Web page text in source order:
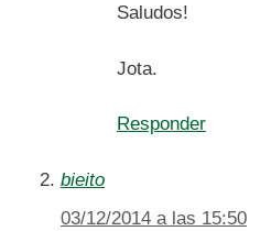
Saludos!
Jota.
Responder
bieito
03/12/2014 a las 15:50